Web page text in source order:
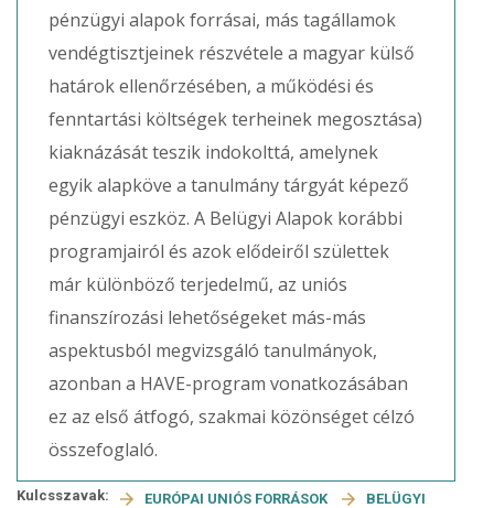
pénzügyi alapok forrásai, más tagállamok
vendégtisztjeinek részvétele a magyar külső
határok ellenőrzésében, a működési és
fenntartási költségek terheinek megosztása)
kiaknázását teszik indokolttá, amelynek
egyik alapköve a tanulmány tárgyát képező
pénzügyi eszköz. A Belügyi Alapok korábbi
programjairól és azok elődeiről születtek
már különböző terjedelmű, az uniós
finanszírozási lehetőségeket más-más
aspektusból megvizsgáló tanulmányok,
azonban a HAVE-program vonatkozásában
ez az első átfogó, szakmai közönséget célzó
összefoglaló.
Kulcsszavak: EURÓPAI UNIÓS FORRÁSOK
BELÜGYI